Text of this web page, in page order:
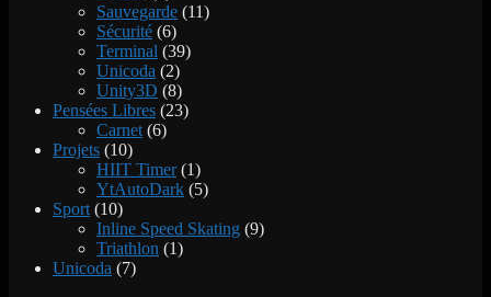
Sauvegarde (11)
Sécurité (6)
Terminal (39)
Unicoda (2)
Unity3D (8)
Pensées Libres (23)
Carnet (6)
Projets (10)
HIIT Timer(1)
YtAutoDark (5)
Sport (10)
Inline Speed Skating (9)
Triathlon (1)
Unicoda (7)